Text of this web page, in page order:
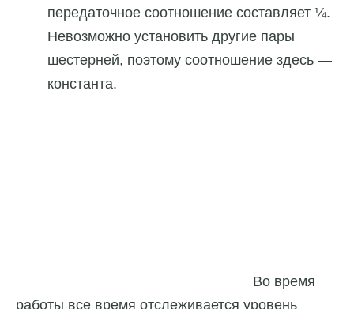
передаточное соотношение составляет ¼.
Невозможно установить другие пары
шестерней, поэтому соотношение здесь —
константа.
Во время
работы все время отслеживается уровень